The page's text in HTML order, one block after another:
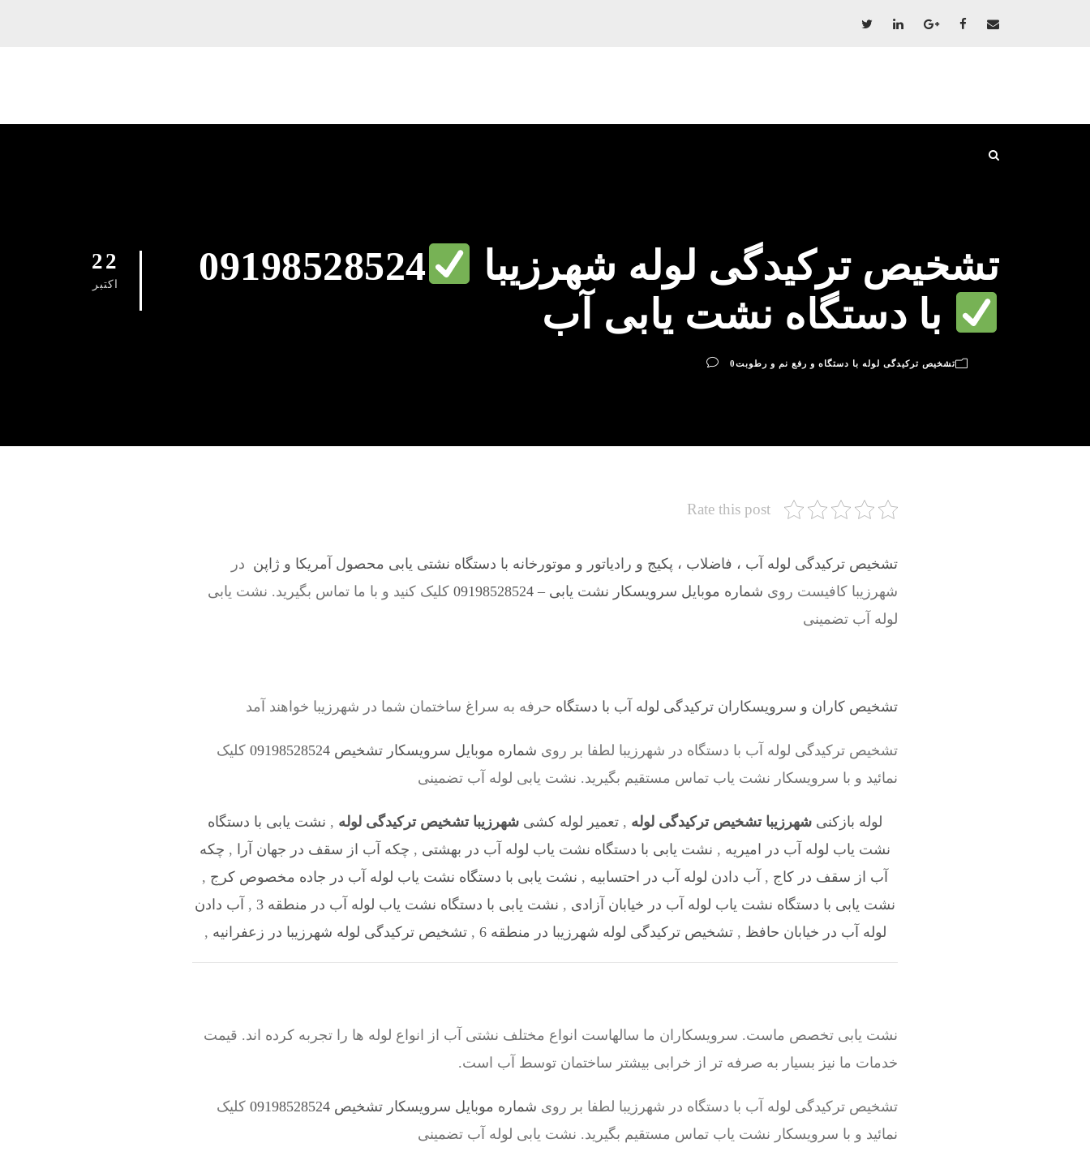
22
اکتبر تشخیص ترکیدگی لوله شهرزیبا
09198528524
با دستگاه نشت یابی آب
تشخیص ترکیدگی لوله با دستگاه و رفع نم و رطوبت0
Rate this post
تشخیص ترکیدگی لوله آب ، فاضلاب ، پکیج و رادیاتور و موتورخانه با دستگاه نشتی یابی محصول آمریکا و ژاپن در
شهرزیبا کافیست روی شماره موبایل سرویسکار نشت یابی – 09198528524
کلیک کنید و با ما تماس بگیرید. نشت یابی
لوله آب تضمینی
تشخیص کاران و سرویسکاران ترکیدگی لوله آب با دستگاه حرفه به سراغ ساختمان شما در شهرزیبا خواهند آمد
تشخیص ترکیدگی لوله آب با دستگاه در شهرزیبا لطفا بر روی شماره موبایل سرویسکار تشخیص 09198528524
کلیک
نمائید و با سرویسکار نشت یاب تماس مستقیم بگیرید. نشت یابی لوله آب تضمینی
لوله بازکنی شهرزیبا تشخیص ترکیدگی لوله , تعمیر لوله کشی شهرزیبا تشخیص ترکیدگی لوله , نشت یابی با دستگاه
نشت یاب لوله آب در امیریه , نشت یابی با دستگاه نشت یاب لوله آب در بهشتی , چکه آب از سقف در جهان آرا , چکه
آب از سقف در کاج , آب دادن لوله آب در احتسابیه , نشت یابی با دستگاه نشت یاب لوله آب در جاده مخصوص کرج ,
نشت یابی با دستگاه نشت یاب لوله آب در خیابان آزادی , نشت یابی با دستگاه نشت یاب لوله آب در منطقه 3 , آب دادن
لوله آب در خیابان حافظ ,تشخیص ترکیدگی لوله شهرزیبا در منطقه 6 ,تشخیص ترکیدگی لوله شهرزیبا در زعفرانیه ,
نشت یابی تخصص ماست. سرویسکاران ما سالهاست انواع مختلف نشتی آب از انواع لوله ها را تجربه کرده اند. قیمت
خدمات ما نیز بسیار به صرفه تر از خرابی بیشتر ساختمان توسط آب است.
تشخیص ترکیدگی لوله آب با دستگاه در شهرزیبا لطفا بر روی شماره موبایل سرویسکار تشخیص 09198528524
کلیک
نمائید و با سرویسکار نشت یاب تماس مستقیم بگیرید. نشت یابی لوله آب تضمینی